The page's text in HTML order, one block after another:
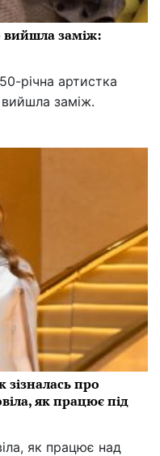
вийшла заміж:
річна артистка
заміж.
зізналась про
як працює під
як працює над